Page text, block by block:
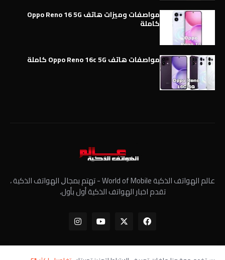
مواصفات وميزات هاتف Oppo Reno 16 5G
كاملة
مواصفات هاتف Oppo Reno 16c 5G كاملة
عالم الهواتف الذكية World of Mobile - ﺗﻬﺘﻢ ﺑﻤﺠﺎﻝ الهواتف الذكية ،
تقدم اخبار الهواتف الذكية أول بأول،